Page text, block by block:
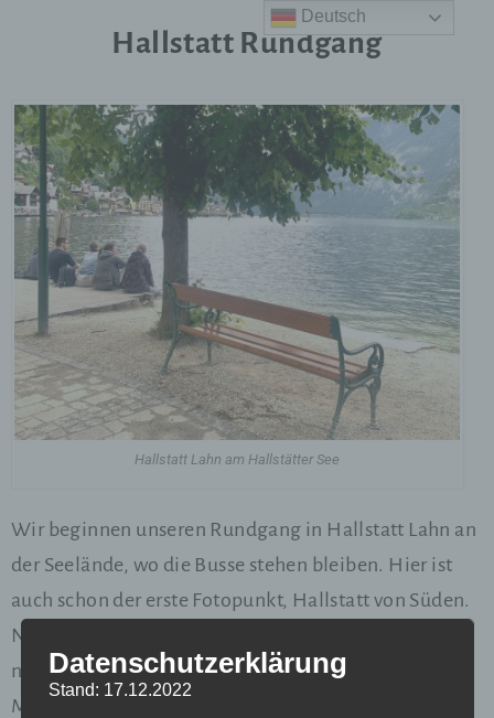
Hallstatt Rundgang
Hallstatt Lahn am Hallstätter See
Wir beginnen unseren Rundgang in Hallstatt Lahn an
der Seelände, wo die Busse stehen bleiben. Hier ist
auch schon der erste Fotopunkt, Hallstatt von Süden.
Nach ein paar Meter auf der Seestraße biegen wir
nach links auf den Dr. Friedrich Morton Weg ab. Dr.
Morton war Kustos des Hallstätter Museums und hat
Deutsch
Datenschutzerklärung
Stand: 17.12.2022